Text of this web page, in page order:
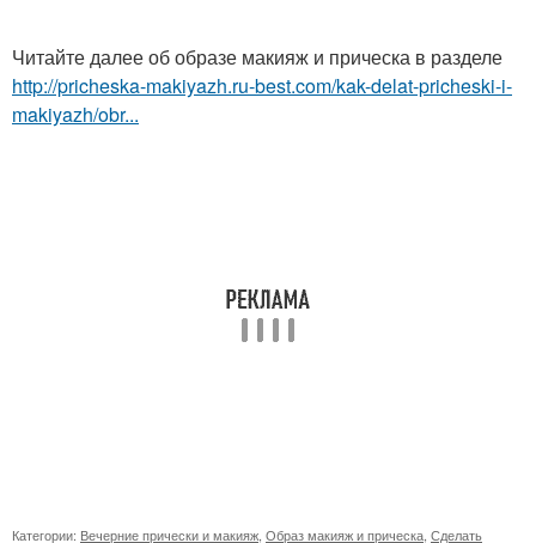
Читайте далее об образе макияж и прическа в разделе
http://pricheska-makiyazh.ru-best.com/kak-delat-pricheski-i-
makiyazh/obr...
Категории: Вечерние прически и макияж Образ макияж и прическа Сделать